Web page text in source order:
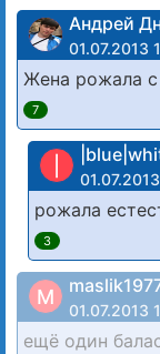
Андрей
01.07.2013
Жена рожала
7
рожала
3
M
01.07.2013
ещё один